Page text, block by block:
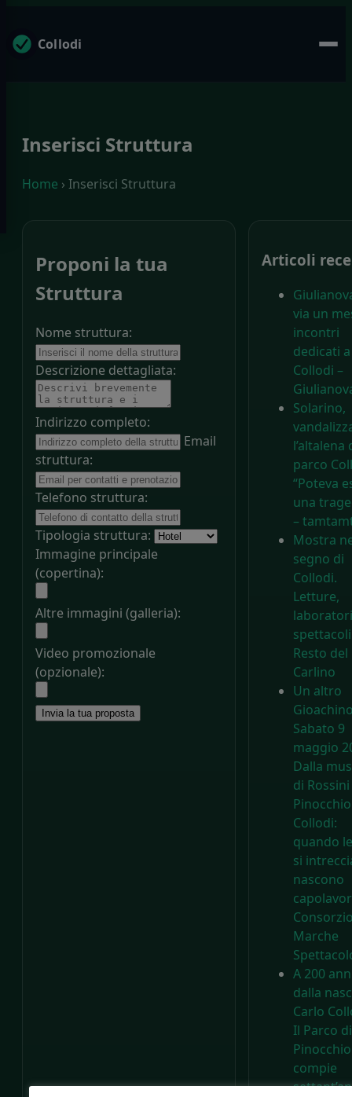
Collodi
Inserisci Struttura
Home › Inserisci Struttura
Proponi la tua
Struttura
Nome struttura:
Descrizione dettagliata:
Indirizzo completo:
Email
struttura:
Telefono struttura:
Tipologia struttura:
Immagine principale
(copertina):
Altre immagini (galleria):
Video promozionale
(opzionale):
Invia la tua proposta
Articoli
via un
incontri
dedicati a
Collodi –
Solarino,
l’altalena
parco
“Poteva
una
–
Mostra
segno di
Collodi.
Letture,
Resto del
Carlino
Un altro
Sabato 9
maggio
Dalla
di
Collodi:
quando
si
nascono
Marche
A 200
dalla
Carlo
Il Parco di
Pinocchio
compie